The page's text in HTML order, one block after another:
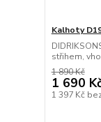
Kalhoty
střihem,
1 890 Kč
1 690
1 397 Kč